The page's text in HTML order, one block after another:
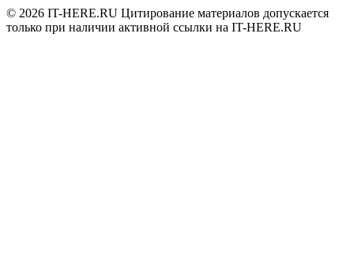
© 2026 IT-HERE.RU Цитирование материалов допускается
только при наличии активной ссылки на IT-HERE.RU